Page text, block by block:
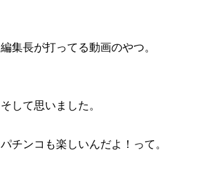
編集長が打ってる動画のやつ。
そして思いました。
パチンコも楽しいんだよ！って。